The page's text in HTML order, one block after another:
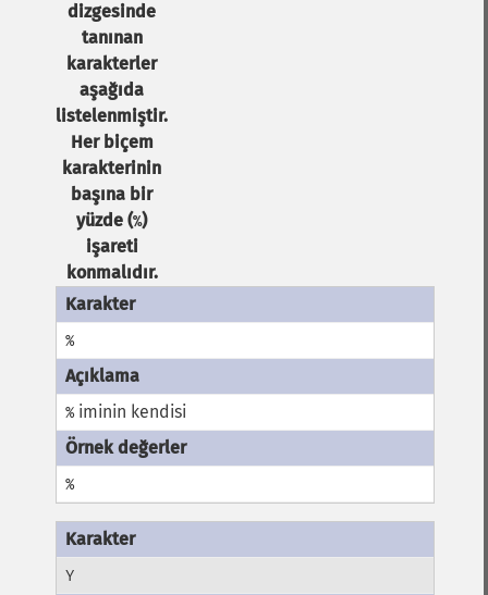
dizgesinde
tanınan
karakterler
aşağıda
listelenmiştir.
Her biçem
karakterinin
başına bir
yüzde (%)
işareti
konmalıdır.
%
% iminin kendisi
%
Y